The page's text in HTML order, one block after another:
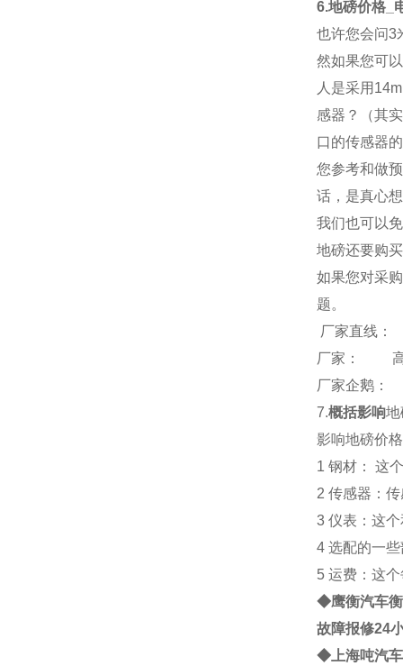
6.地磅价格_
也许您会问3
然如果您可
人是采用
感器？（其
口的传感器
您参考和做
话，是真心
我们也可以
地磅还要购
如果您对采
题。
厂家直线：
厂家：
厂家企鹅
7.概括影响地
影响地磅价
1 钢材： 这
2 传感器：
3 仪表：这
4 选配的一
5 运费：这
◆鹰衡汽车衡
故障报修24
◆上海吨汽